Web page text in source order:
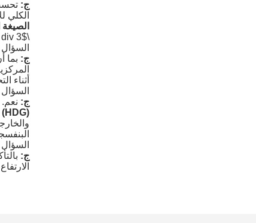
ج:
الكلي
\div 3$
السؤال 3: لماذا يكتسي ترتيب الدعامات الخلفية المركزية أهمية قصوى
ج: بما
أثناء
السؤال 4: هل يمكنني استخدام رفوف الكانتيليفر عالية التحمل الخاصة بكم في
ج:
(HDG)
السؤال 5: هل يمكن تعديل ارتفاع الذراع لاحقًا إذا تغيَّرت أبعاد المخزون
ج: